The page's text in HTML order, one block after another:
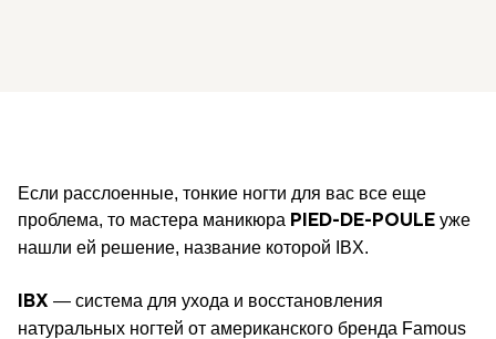
Если расслоенные, тонкие ногти для вас все еще
проблема, то мастера маникюра PIED-DE-POULE уже
нашли ей решение, название которой IBX.
IBX — система для ухода и восстановления
натуральных ногтей от американского бренда Famous